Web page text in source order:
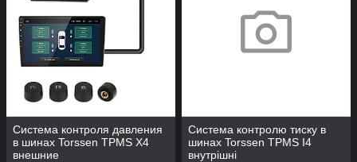
Система контроля давления
в шинах Torssen TPMS X4
внешние
Система контролю тиску в
шинах Torssen TPMS I4
внутрішні